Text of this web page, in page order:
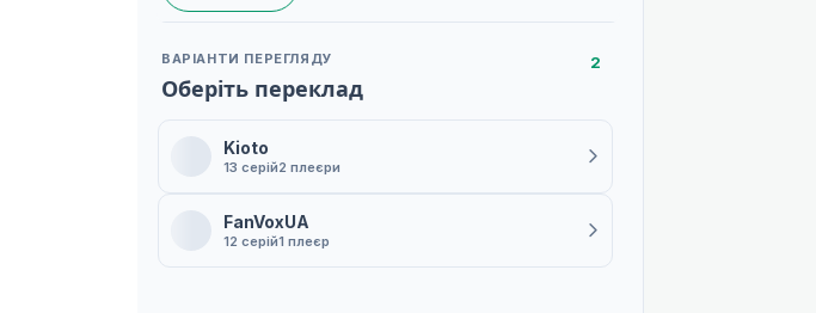
ВАРІАНТИ ПЕРЕГЛЯДУ
Оберіть переклад
2
Kioto
13 серій2 плеєри
FanVoxUA
12 серій1 плеєр